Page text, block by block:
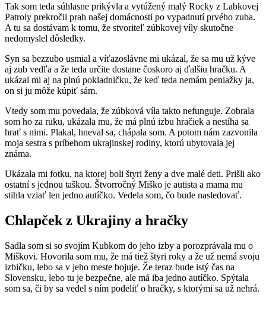
Tak som teda súhlasne prikývla a vytúžený malý Rocky z Labkovej
Patroly prekročil prah našej domácnosti po vypadnutí prvého zuba.
A tu sa dostávam k tomu, že stvoriteľ zúbkovej víly skutočne
nedomyslel dôsledky.
Syn sa bezzubo usmial a víťazoslávne mi ukázal, že sa mu už kýve
aj zub vedľa a že teda určite dostane čoskoro aj ďalšiu hračku. A
ukázal mi aj na plnú pokladničku, že keď teda nemám peniažky ja,
on si ju môže kúpiť sám.
Vtedy som mu povedala, že zúbková víla takto nefunguje. Zobrala
som ho za ruku, ukázala mu, že má plnú izbu hračiek a nestíha sa
hrať s nimi. Plakal, hneval sa, chápala som. A potom nám zazvonila
moja sestra s príbehom ukrajinskej rodiny, ktorú ubytovala jej
známa.
Ukázala mi fotku, na ktorej boli štyri ženy a dve malé deti. Prišli ako
ostatní s jednou taškou. Štvorročný Miško je autista a mama mu
stihla vziať len jedno autíčko. Vedela som, čo bude nasledovať.
Chlapček z Ukrajiny a hračky
Sadla som si so svojím Kubkom do jeho izby a porozprávala mu o
Miškovi. Hovorila som mu, že má tiež štyri roky a že už nemá svoju
izbičku, lebo sa v jeho meste bojuje. Že teraz bude istý čas na
Slovensku, lebo tu je bezpečne, ale má iba jedno autíčko. Spýtala
som sa, či by sa vedel s ním podeliť o hračky, s ktorými sa už nehrá.